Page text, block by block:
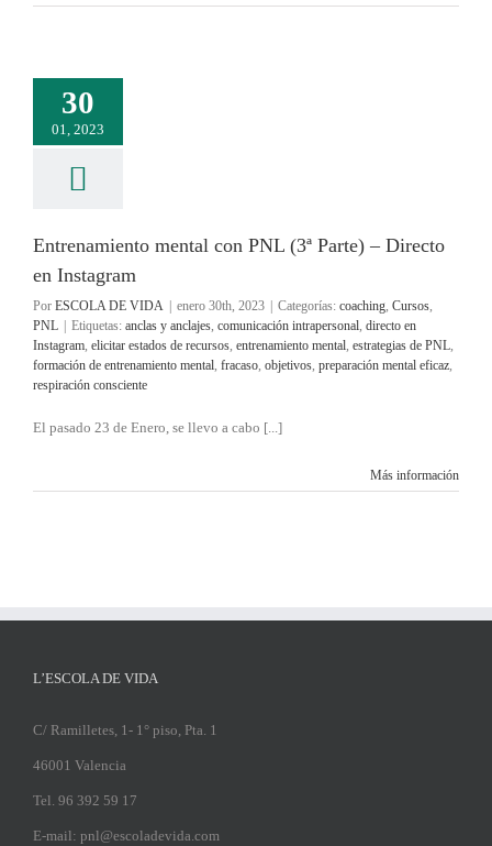
30
01, 2023
Entrenamiento mental con PNL (3ª Parte) – Directo
en Instagram
Por ESCOLA DE VIDA enero 30th, 2023 Categorías: coaching, Cursos,
PNL
Etiquetas: anclas y anclajes, comunicación intrapersonal, directo en
Instagram, elicitar estados de recursos, entrenamiento mental, estrategias de PNL,
formación de entrenamiento mental, fracaso, objetivos, preparación mental eficaz,
respiración consciente
El pasado 23 de Enero, se llevo a cabo [...]
Más información
L’ESCOLA DE VIDA
C/ Ramilletes, 1- 1° piso, Pta. 1
46001 Valencia
Tel. 96 392 59 17
E-mail: pnl@escoladevida.com